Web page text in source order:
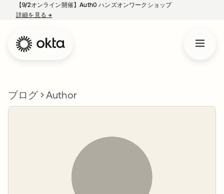
【9/2オンライン開催】Auth0 ハンズオンワークショップ
詳細を見る→
ブログ Author